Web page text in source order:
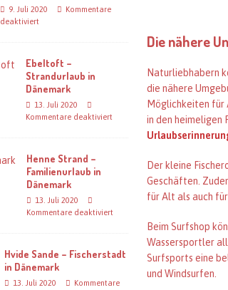
Die nähere
Naturliebhabern
die nähere
Möglichkeiten für
in den heimeligen
Der kleine
Geschäften.
für Alt als auch
Beim Surfshop
Wassersportler
Surfsports eine
und Windsurfen.
9. Juli 2020
Kommentare
deaktiviert
Ebeltoft –
Strandurlaub in
Dänemark
13. Juli 2020
Kommentare deaktiviert
Henne Strand –
Familienurlaub in
Dänemark
13. Juli 2020
Kommentare deaktiviert
Hvide Sande – Fischerstadt
in Dänemark
13. Juli 2020
Kommentare